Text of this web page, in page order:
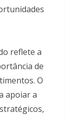
reflete a
de
O
apoiar a